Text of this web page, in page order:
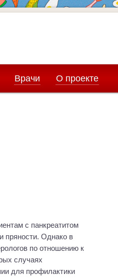
Врачи О проекте
с панкреатитом
пряности. Однако в
по отношению к
случаях
для профилактики